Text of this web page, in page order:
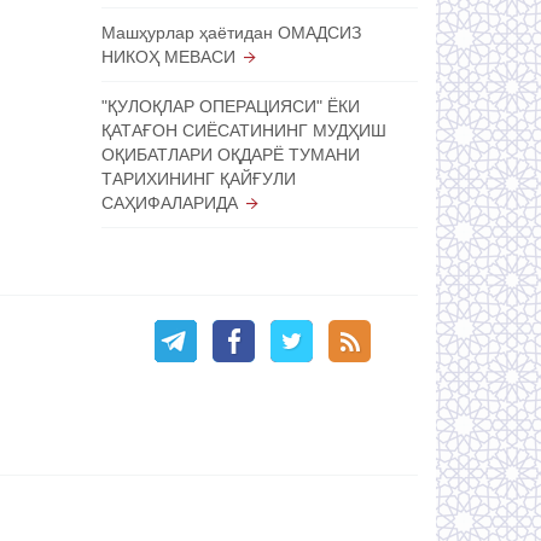
Машҳурлар ҳаётидан ОМАДСИЗ
НИКОҲ МЕВАСИ
"ҚУЛОҚЛАР ОПЕРАЦИЯСИ" ЁКИ
ҚАТАҒОН СИЁСАТИНИНГ МУДҲИШ
ОҚИБАТЛАРИ ОҚДАРЁ ТУМАНИ
ТАРИХИНИНГ ҚАЙҒУЛИ
САҲИФАЛАРИДА